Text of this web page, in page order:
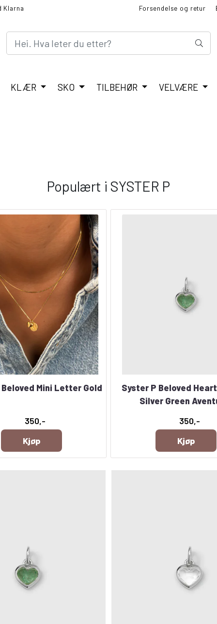
Klarna Forsendelse og retur
KLÆR SKO TILBEHØR VELVÆRE
Populært i SYSTER P
Mini Letter Gold
350,-
Kjøp
Syster P Beloved
Silver Green
350,-
Kjøp